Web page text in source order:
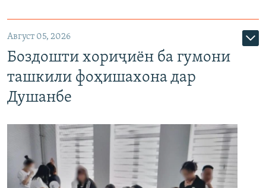
Август 05, 2026
Боздошти хориҷиён ба гумони
ташкили фоҳишахона дар
Душанбе